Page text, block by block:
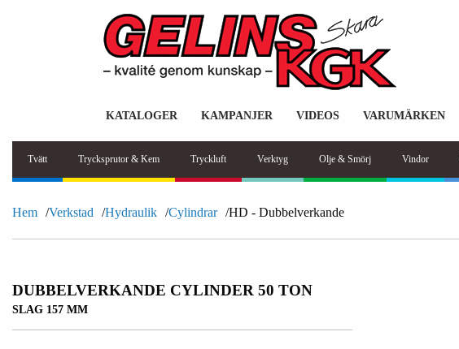
KATALOGER KAMPANJER VIDEOS VARUMÄRKEN
Tvätt Trycksprutor & Kem Tryckluft Verktyg Olje & Smörj Vindor
Hem Verkstad Hydraulik Cylindrar HD - Dubbelverkande
DUBBELVERKANDE CYLINDER 50 TON
SLAG 157 MM